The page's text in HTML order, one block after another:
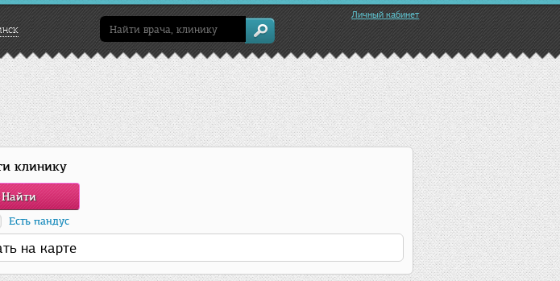
Личный кабинет
клинику
Есть пандус
на карте